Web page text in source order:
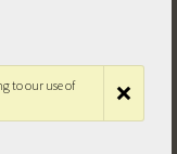
to our use of